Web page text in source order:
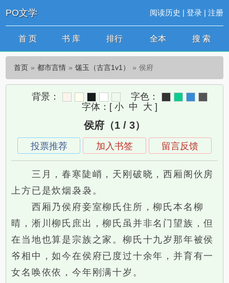
PO文学 阅读历史 | 登录| 注册
首 页 书 库 排行 全本 搜 索
首页 都市言情 馐玉（古言1v1） 侯府
背景：
字色：
字体： [ 小 中 大 ]
侯府（1 / 3）
投票推荐 加入书签 留言反馈
三月，春寒陡峭，天刚破晓，西厢阁伙房
上方已是炊烟袅袅。
西厢乃侯府妾室柳氏住所，柳氏本名柳
晴，淅川柳氏庶出，柳氏虽并非名门望族，但
在当地也算是宗族之家。柳氏十九岁那年被侯
爷相中，如今在侯府已度过十余年，并育有一
女名唤依依，今年刚满十岁。